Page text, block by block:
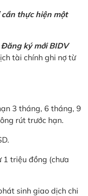
thực hiện một
Đăng ký mới BIDV
tài chính ghi nợ từ
3 tháng, 6 tháng, 9
rút trước hạn.
1 triệu đồng (chưa
sinh giao dịch chi